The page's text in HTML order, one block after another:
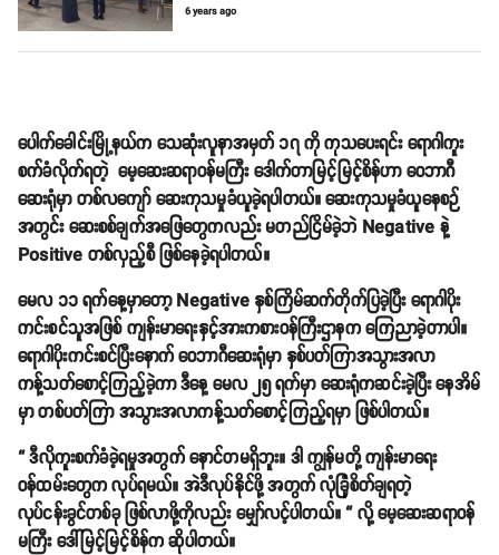
6 years ago
ပေါက်ခေါင်းမြို့နယ်က သေဆုံးလူနာအမှတ် ၁၇ ကို ကုသပေးရင်း ရောဂါကူး
စက်ခံလိုက်ရတဲ့ မေ့ဆေးဆရာဝန်မကြီး ဒေါက်တာမြင့်မြင့်စိန်ဟာ ဝေဘာဂီ
ဆေးရုံမှာ တစ်လကျော် ဆေးကုသမှုခံယူခဲ့ရပါတယ်။ ဆေးကုသမှုခံယူနေစဉ်
အတွင်း ဆေးစစ်ချက်အဖြေတွေကလည်း မတည်ငြိမ်ခဲ့ဘဲ Negative နဲ့
Positive တစ်လှည့်စီ ဖြစ်နေခဲ့ရပါတယ်။
မေလ ၁၁ ရက်နေ့မှာတော့ Negative နှစ်ကြိမ်ဆက်တိုက်ပြခဲ့ပြီး ရောဂါပိုး
ကင်းစင်သူအဖြစ် ကျန်းမာရေးနှင့်အားကစားဝန်ကြီးဌာနက ကြေညာခဲ့တာပါ။
ရောဂါပိုးကင်းစင်ပြီးနောက် ဝေဘာဂီဆေးရုံမှာ နှစ်ပတ်ကြာအသွားအလာ
ကန့်သတ်စောင့်ကြည့်ခဲ့ကာ ဒီနေ့ မေလ ၂၅ ရက်မှာ ဆေးရုံကဆင်းခဲ့ပြီး နေအိမ်
မှာ တစ်ပတ်ကြာ အသွားအလာကန့်သတ်စောင့်ကြည့်ရမှာ ဖြစ်ပါတယ်။
“ ဒီလိုကူးစက်ခံခဲ့ရမှုအတွက် နောင်တမရှိဘူး။ ဒါ ကျွန်မတို့ ကျန်းမာရေး
ဝန်ထမ်းတွေက လုပ်ရမယ်။ အဲဒီလုပ်နိုင်ဖို့ အတွက် လုံခြုံစိတ်ချရတဲ့
လုပ်ငန်းခွင်တစ်ခု ဖြစ်လာဖို့ကိုလည်း မျှော်လင့်ပါတယ်။ “ လို့ မေ့ဆေးဆရာဝန်
မကြီး ဒေါ်မြင့်မြင့်စိန်က ဆိုပါတယ်။